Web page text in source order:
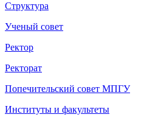
Структура
Ученый совет
Ректор
Ректорат
Попечительский совет МПГУ
Институты и факультеты